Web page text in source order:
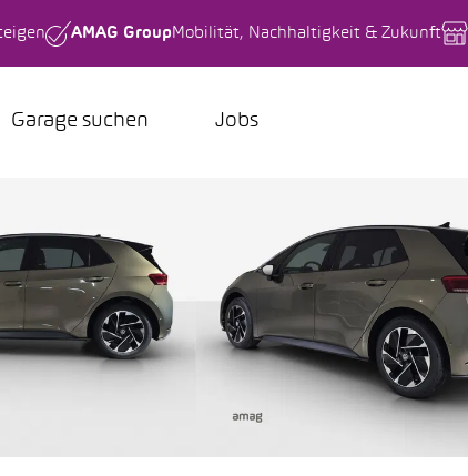
AMAG Group Mobilität, Nachhaltigkeit & Zukunft
Garage suchen Jobs